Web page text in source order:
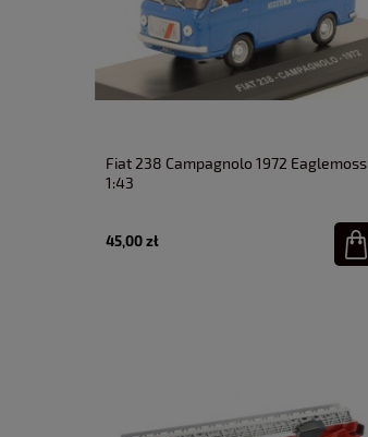
Fiat 238 Campagnolo 1972 Eaglemoss
1:43
45,00 zł